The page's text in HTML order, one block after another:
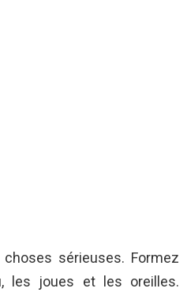
sérieuses. Formez
les joues et les oreilles.